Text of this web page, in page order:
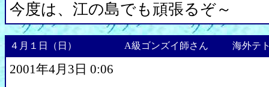
今度は、江の島でも頑張るぞ～
４月１日（日） A級ゴンズイ師さん 海外テ
2001年4月3日 0:06